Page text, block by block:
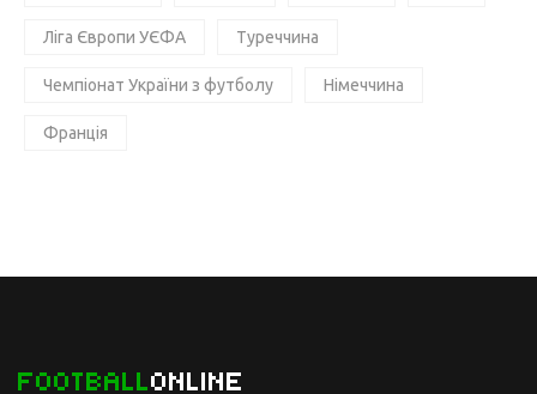
Ліга Європи УЄФА Туреччина
Чемпіонат України з футболу Німеччина
Франція
FOOTBALLONLINE